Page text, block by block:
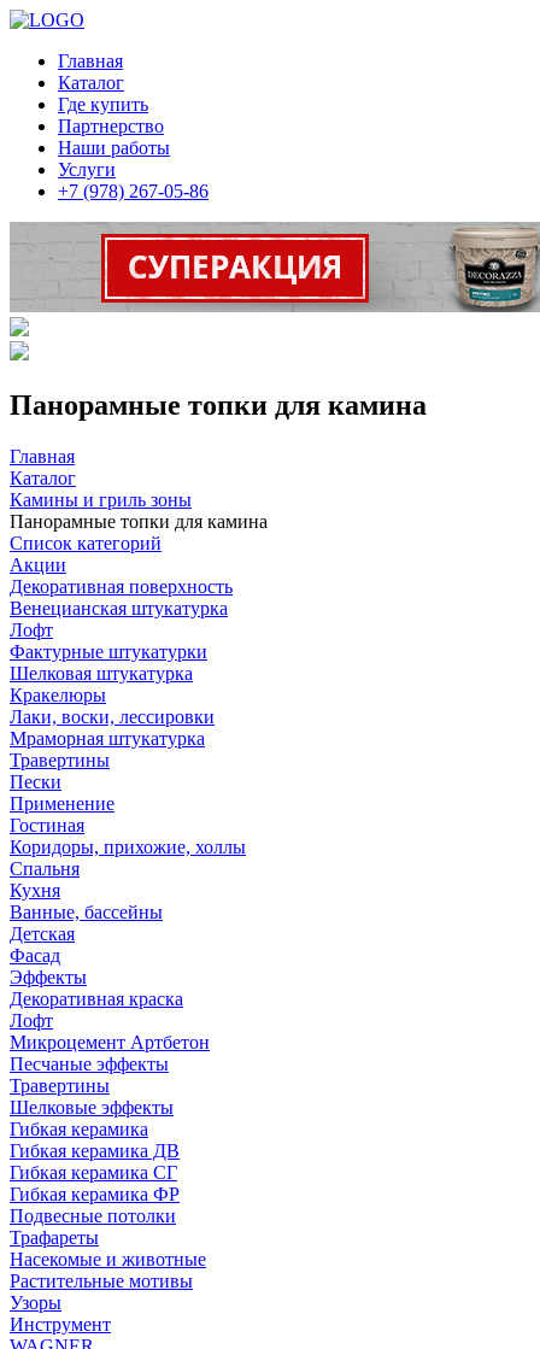
Главная
Каталог
Где купить
Партнерство
Наши работы
Услуги
+7 (978) 267-05-86
Панорамные топки для камина
Главная
Каталог
Камины и гриль зоны
Панорамные топки для камина
Список категорий
Акции
Декоративная поверхность
Венецианская штукатурка
Лофт
Фактурные штукатурки
Шелковая штукатурка
Кракелюры
Лаки, воски, лессировки
Мраморная штукатурка
Травертины
Пески
Применение
Гостиная
Коридоры, прихожие, холлы
Спальня
Кухня
Ванные, бассейны
Детская
Фасад
Эффекты
Декоративная краска
Лофт
Микроцемент Артбетон
Песчаные эффекты
Травертины
Шелковые эффекты
Гибкая керамика
Гибкая керамика ДВ
Гибкая керамика СГ
Гибкая керамика ФР
Подвесные потолки
Трафареты
Насекомые и животные
Растительные мотивы
Узоры
Инструмент